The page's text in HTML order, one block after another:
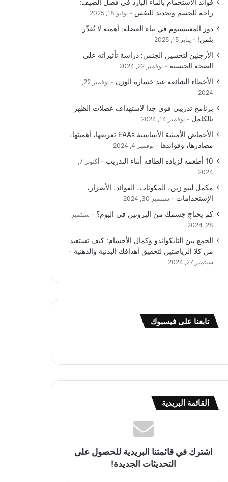
فوائد الاستحمام بالماء البارد في فصل الصيف:
راحة للجسم وتجديد للنفس
يوليو 18, 2025
دور المغنيسيوم في بناء العضلة: أهمية لا تُقدّر
بثمن!
يناير 15, 2025
الأرجنين لتحسين الجنس: دراسة تأثيراته على
الصحة الجنسية
نوفمبر 22, 2024
الأخطاء الشائعة عند خسارة الوزن
نوفمبر 22,
2024
برنامج تدريبي قوي جدا لاستهداف عضلات الظهر
بالكامل
نوفمبر 14, 2024
الأحماض الأمينية الأساسية EAAs تعريفها، أهميتها،
مصادرها، وفوائدها
نوفمبر 4, 2024
10 أطعمة لزيادة الطاقة أثناء التدريب
أكتوبر 7,
2024
مكمل ليبو زين، المكونات، الفوائد، الأضرار،
الإستخدامات
سبتمبر 30, 2024
كم يحتاج جسمك من البروتين في اليوم؟
سبتمبر
28, 2024
الجمع بين التايكواندو وكمال الأجسام: كيف تستفيد
من كلا الرياضتين لتحقيق أهدافك البدنية والذهنية
سبتمبر 27, 2024
تابعنا على فيسبوك
القائمة البريدية
اشترك في قائمتنا البريدية للحصول على
التحديثات الجديدة!